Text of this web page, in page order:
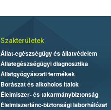
Szakterületek
Állat-egészségügy és állatvédelem
Állategészségügyi diagnosztika
Állatgyógyászati termékek
Borászat és alkoholos italok
Élelmiszer- és takarmánybiztonság
Élelmiszerlánc-biztonsági laborhálózat